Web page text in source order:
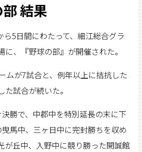
結果
5日間にわたって、細江総合グラ
に、『野球の部』が開催された。
ムが7試合と、例年以上に拮抗した
試合が続いた。
勝で、中郡中を特別延長の末に下
馬中、三ヶ日中に完封勝ちを収め
が丘中、入野中に競り勝った開誠館